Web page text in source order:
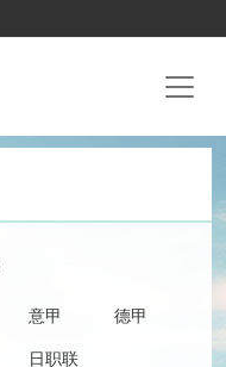
意甲
德甲
日职联